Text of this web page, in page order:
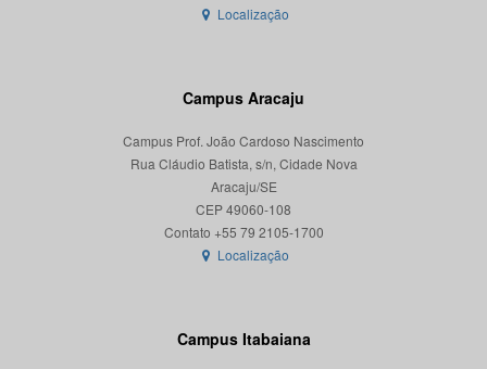
Localização
Campus Aracaju
Campus Prof. João Cardoso Nascimento
Rua Cláudio Batista, s/n, Cidade Nova
Aracaju/SE
CEP 49060-108
Localização
Campus Itabaiana